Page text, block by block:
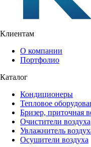
Клиентам
О компании
Портфолио
Каталог
Кондиционеры
Тепловое
Бризер, приточная
Очистители воздуха
Увлажнитель
Осушители воздуха